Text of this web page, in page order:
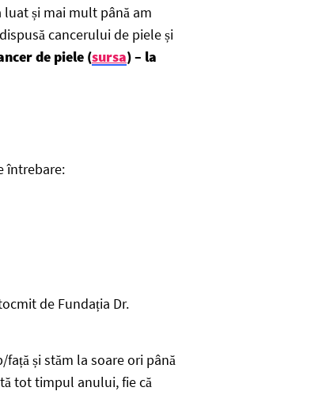
și mai mult până am
cancerului de piele și
de piele (sursa) – la
întrebare:
de Fundația Dr.
și stăm la soare ori până
tot timpul anului, fie că